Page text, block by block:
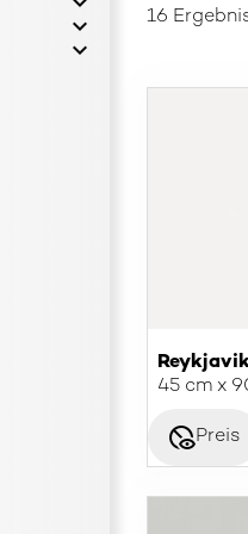
16
45 cm x
disabled_visiblePreis